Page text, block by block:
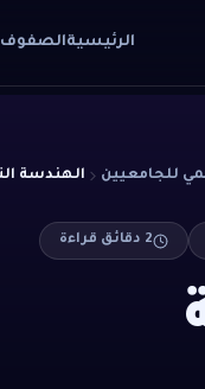
الرئيسيةالصفوف
للجامعيين الهندسة
2 دقائق قراءة